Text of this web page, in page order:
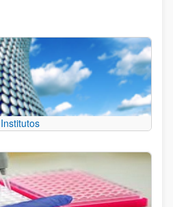
Institutos